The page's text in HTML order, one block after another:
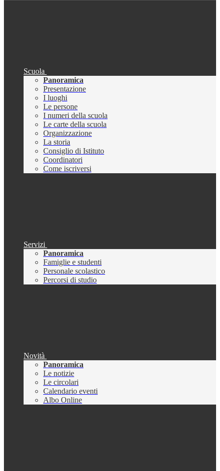
Scuola
Panoramica
Presentazione
I luoghi
Le persone
I numeri della scuola
Le carte della scuola
Organizzazione
La storia
Consiglio di Istituto
Coordinatori
Come iscriversi
Servizi
Panoramica
Famiglie e studenti
Personale scolastico
Percorsi di studio
Novità
Panoramica
Le notizie
Le circolari
Calendario eventi
Albo Online